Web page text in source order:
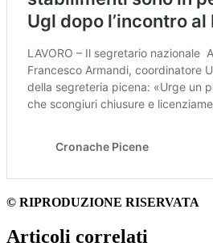
© RIPRODUZIONE RISERVATA
Articoli correlati